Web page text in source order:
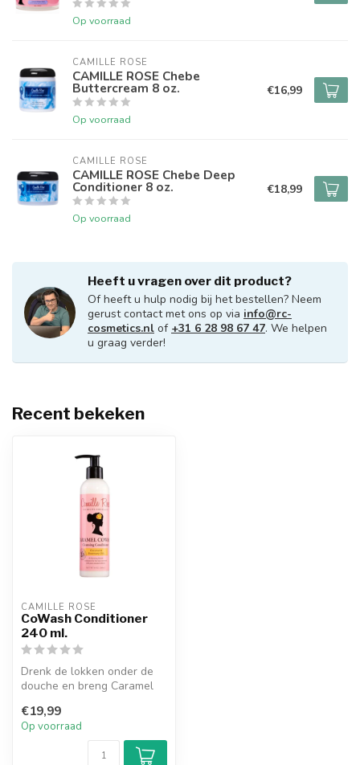
Op voorraad
CAMILLE ROSE
CAMILLE ROSE Chebe
Buttercream 8 oz.
Op voorraad
€16,99
CAMILLE ROSE
CAMILLE ROSE Chebe Deep
Conditioner 8 oz.
Op voorraad
€18,99
Heeft u vragen over dit product?
Of heeft u hulp nodig bij het bestellen? Neem
gerust contact met ons op via info@rc-
cosmetics.nl of +31 6 28 98 67 47. We helpen
u graag verder!
Recent bekeken
CAMILLE ROSE
CoWash Conditioner
240 ml.
Drenk de lokken onder de
douche en breng Caramel
haarlen...
€19,99
Op voorraad